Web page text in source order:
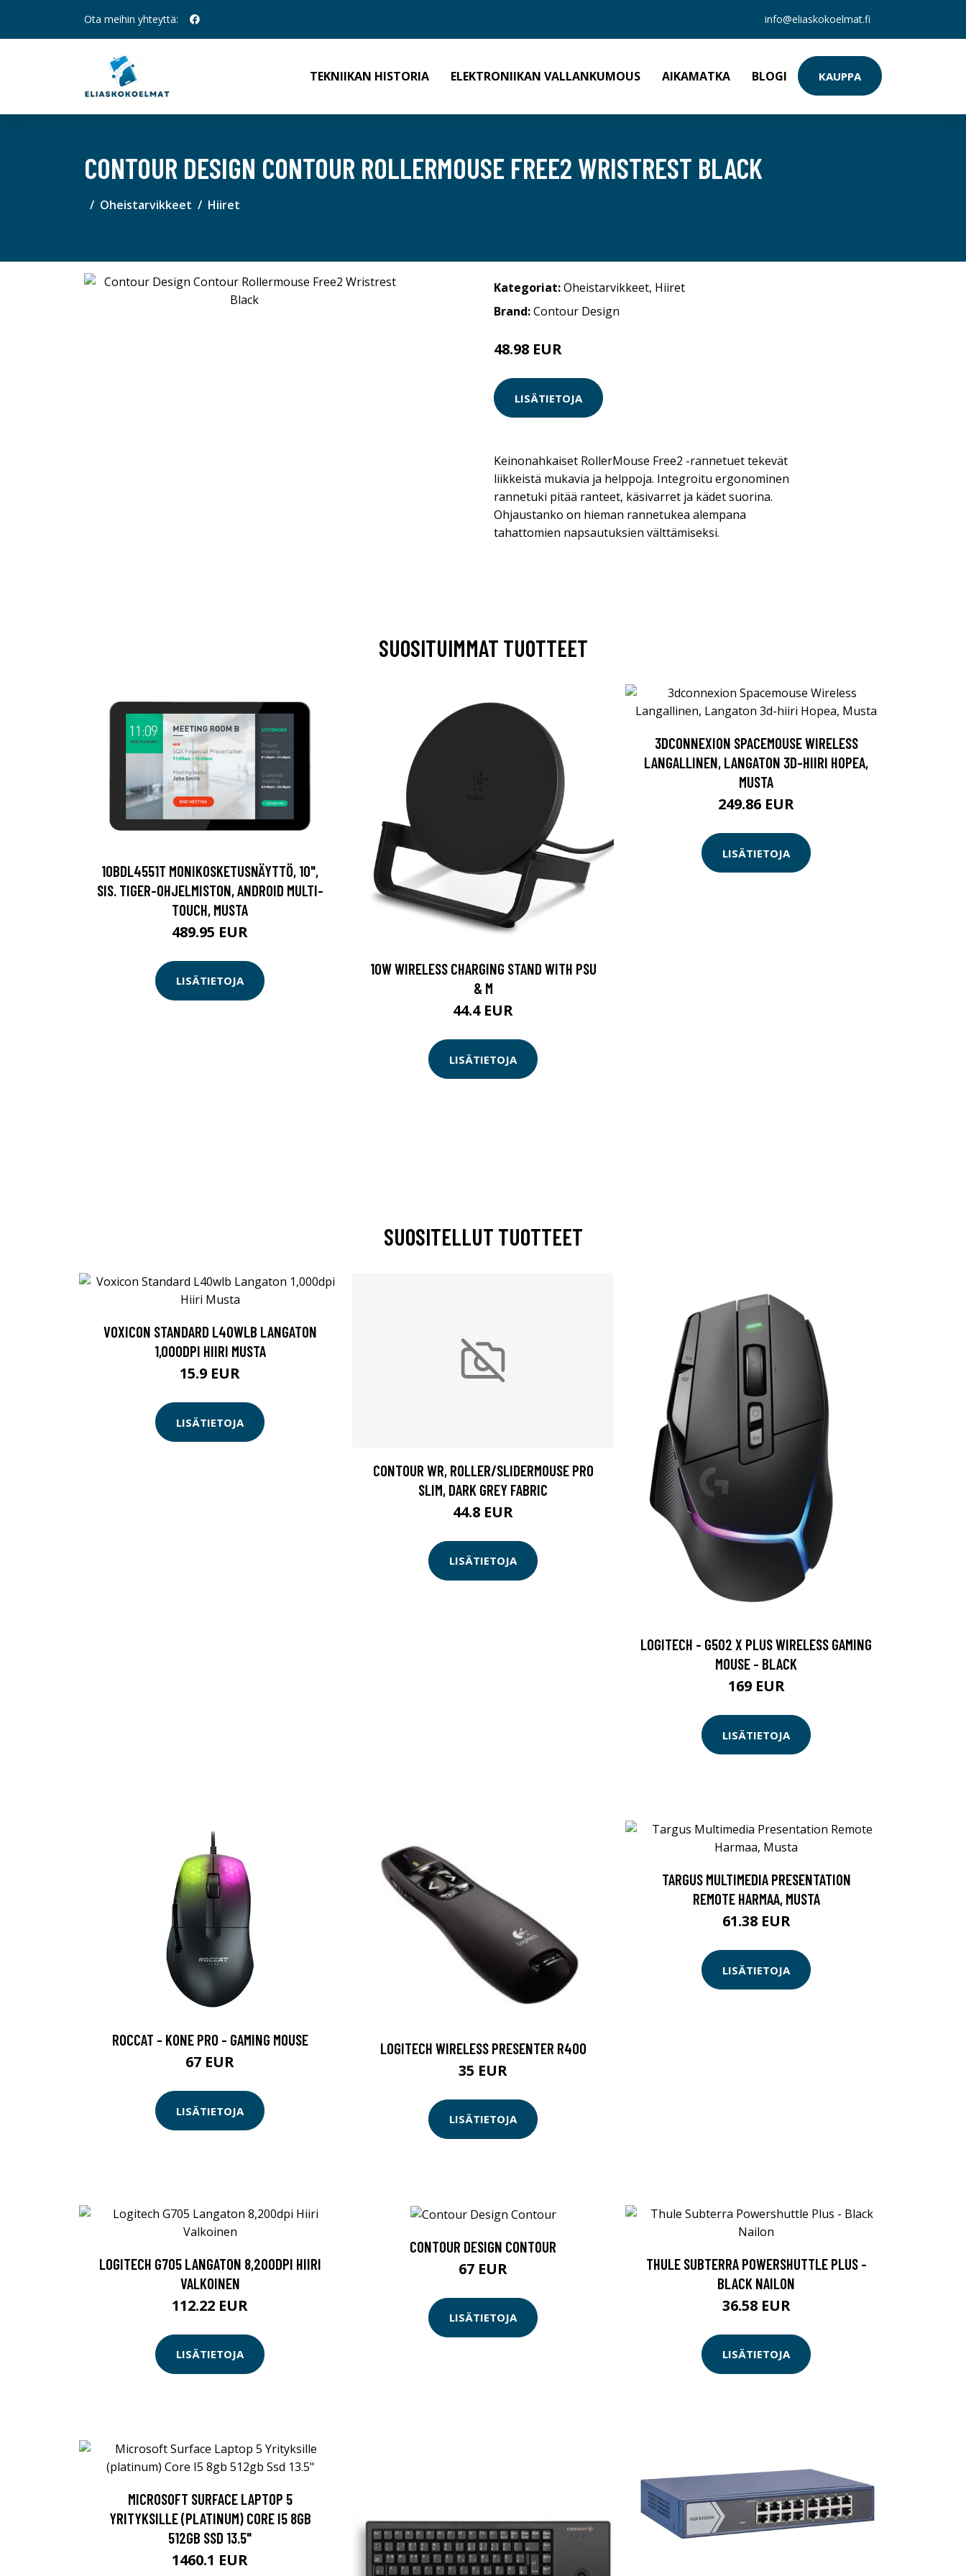
Ota meihin yhteyttä: info@eliaskokoelmat.fi
TEKNIIKAN HISTORIA ELEKTRONIIKAN VALLANKUMOUS AIKAMATKA BLOGI KAUPPA
CONTOUR DESIGN CONTOUR ROLLERMOUSE FREE2 WRISTREST BLACK
Oheistarvikkeet Hiiret
Kategoriat:Oheistarvikkeet, Hiiret
Brand:Contour Design
48.98 EUR
LISÄTIETOJA
Keinonahkaiset RollerMouse Free2 -rannetuet tekevät
liikkeistä mukavia ja helppoja. Integroitu ergonominen
rannetuki pitää ranteet, käsivarret ja kädet suorina.
Ohjaustanko on hieman rannetukea alempana
tahattomien napsautuksien välttämiseksi.
SUOSITUIMMAT TUOTTEET
10BDL4551T MONIKOSKETUSNÄYTTÖ, 10",
SIS. TIGER-OHJELMISTON, ANDROID MULTI-
TOUCH, MUSTA
489.95 EUR
LISÄTIETOJA
10W WIRELESS CHARGING STAND WITH PSU
& M
44.4 EUR
LISÄTIETOJA
3DCONNEXION SPACEMOUSE WIRELESS
LANGALLINEN, LANGATON 3D-HIIRI HOPEA,
MUSTA
249.86 EUR
LISÄTIETOJA
SUOSITELLUT TUOTTEET
VOXICON STANDARD L40WLB LANGATON
1,000DPI HIIRI MUSTA
15.9 EUR
LISÄTIETOJA
CONTOUR WR, ROLLER/SLIDERMOUSE PRO
SLIM, DARK GREY FABRIC
44.8 EUR
LISÄTIETOJA
LOGITECH - G502 X PLUS WIRELESS GAMING
MOUSE - BLACK
169 EUR
LISÄTIETOJA
ROCCAT - KONE PRO - GAMING MOUSE
67 EUR
LISÄTIETOJA
LOGITECH WIRELESS PRESENTER R400
35 EUR
LISÄTIETOJA
TARGUS MULTIMEDIA PRESENTATION
REMOTE HARMAA, MUSTA
61.38 EUR
LISÄTIETOJA
LOGITECH G705 LANGATON 8,200DPI HIIRI
VALKOINEN
112.22 EUR
LISÄTIETOJA
CONTOUR DESIGN CONTOUR
67 EUR
LISÄTIETOJA
THULE SUBTERRA POWERSHUTTLE PLUS -
BLACK NAILON
36.58 EUR
LISÄTIETOJA
MICROSOFT SURFACE LAPTOP 5
YRITYKSILLE (PLATINUM) CORE I5 8GB
512GB SSD 13.5"
1460.1 EUR